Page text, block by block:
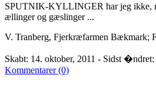
SPUTNIK-KYLLINGER har jeg ikke,
ællinger og gæslinger ...
V. Tranberg, Fjerkræfarmen Bækmark;
Skabt: 14. oktober, 2011 - Sidst
Kommentarer (0)